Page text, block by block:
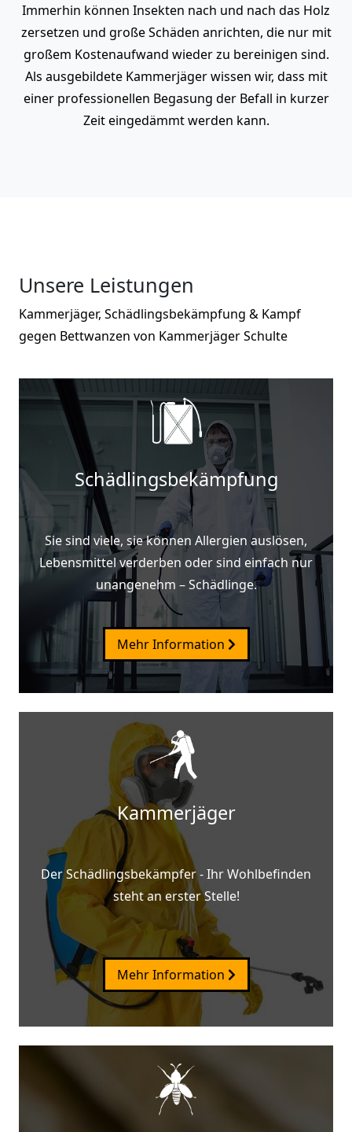
Immerhin können Insekten nach und nach das Holz
zersetzen und große Schäden anrichten, die nur mit
großem Kostenaufwand wieder zu bereinigen sind.
Als ausgebildete Kammerjäger wissen wir, dass mit
einer professionellen Begasung der Befall in kurzer
Zeit eingedämmt werden kann.
Unsere Leistungen
Kammerjäger, Schädlingsbekämpfung & Kampf
gegen Bettwanzen von Kammerjäger Schulte
Schädlingsbekämpfung
Sie sind viele, sie können Allergien auslösen,
Lebensmittel verderben oder sind einfach nur
unangenehm – Schädlinge.
Mehr Information
Kammerjäger
Der Schädlingsbekämpfer - Ihr Wohlbefinden
steht an erster Stelle!
Mehr Information